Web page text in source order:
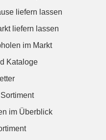
liefern lassen
liefern lassen
im Markt
Kataloge
im Überblick